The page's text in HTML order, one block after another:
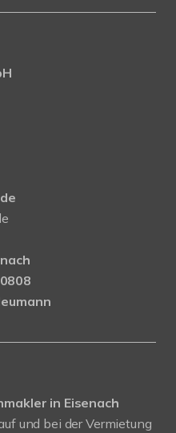
in Eisenach
und bei der Vermietung